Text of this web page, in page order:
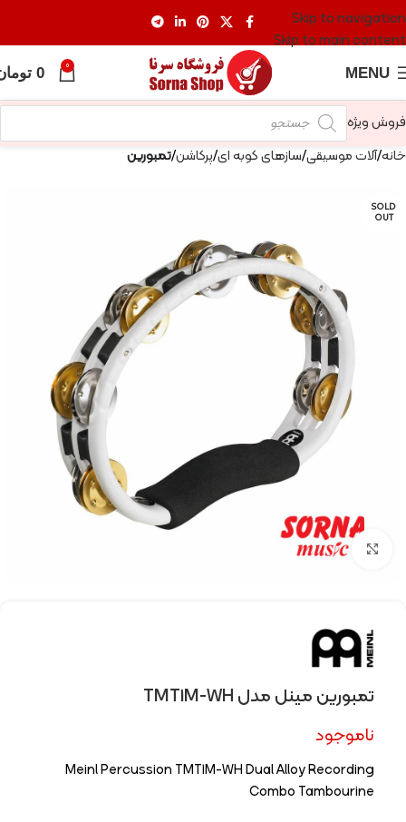
Skip to navigation
Skip to main content
MENU
0
0
فروش ویژه
خانه آلات موسیقی سازهای کوبه ای پرکاشن تمبورین
SOLD
OUT
Click to enlarge
تمبورین مینل مدل TMT1M-WH
ناموجود
Meinl Percussion TMT1M-WH Dual Alloy Recording
Combo Tambourine